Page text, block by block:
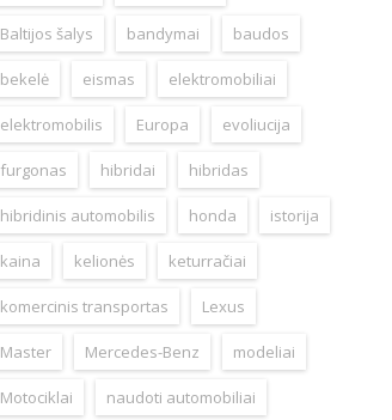
Baltijos šalys bandymai baudos
bekelė eismas elektromobiliai
elektromobilis Europa evoliucija
furgonas hibridai hibridas
hibridinis automobilis honda istorija
kaina kelionės keturračiai
komercinis transportas Lexus
Master Mercedes-Benz modeliai
Motociklai naudoti automobiliai